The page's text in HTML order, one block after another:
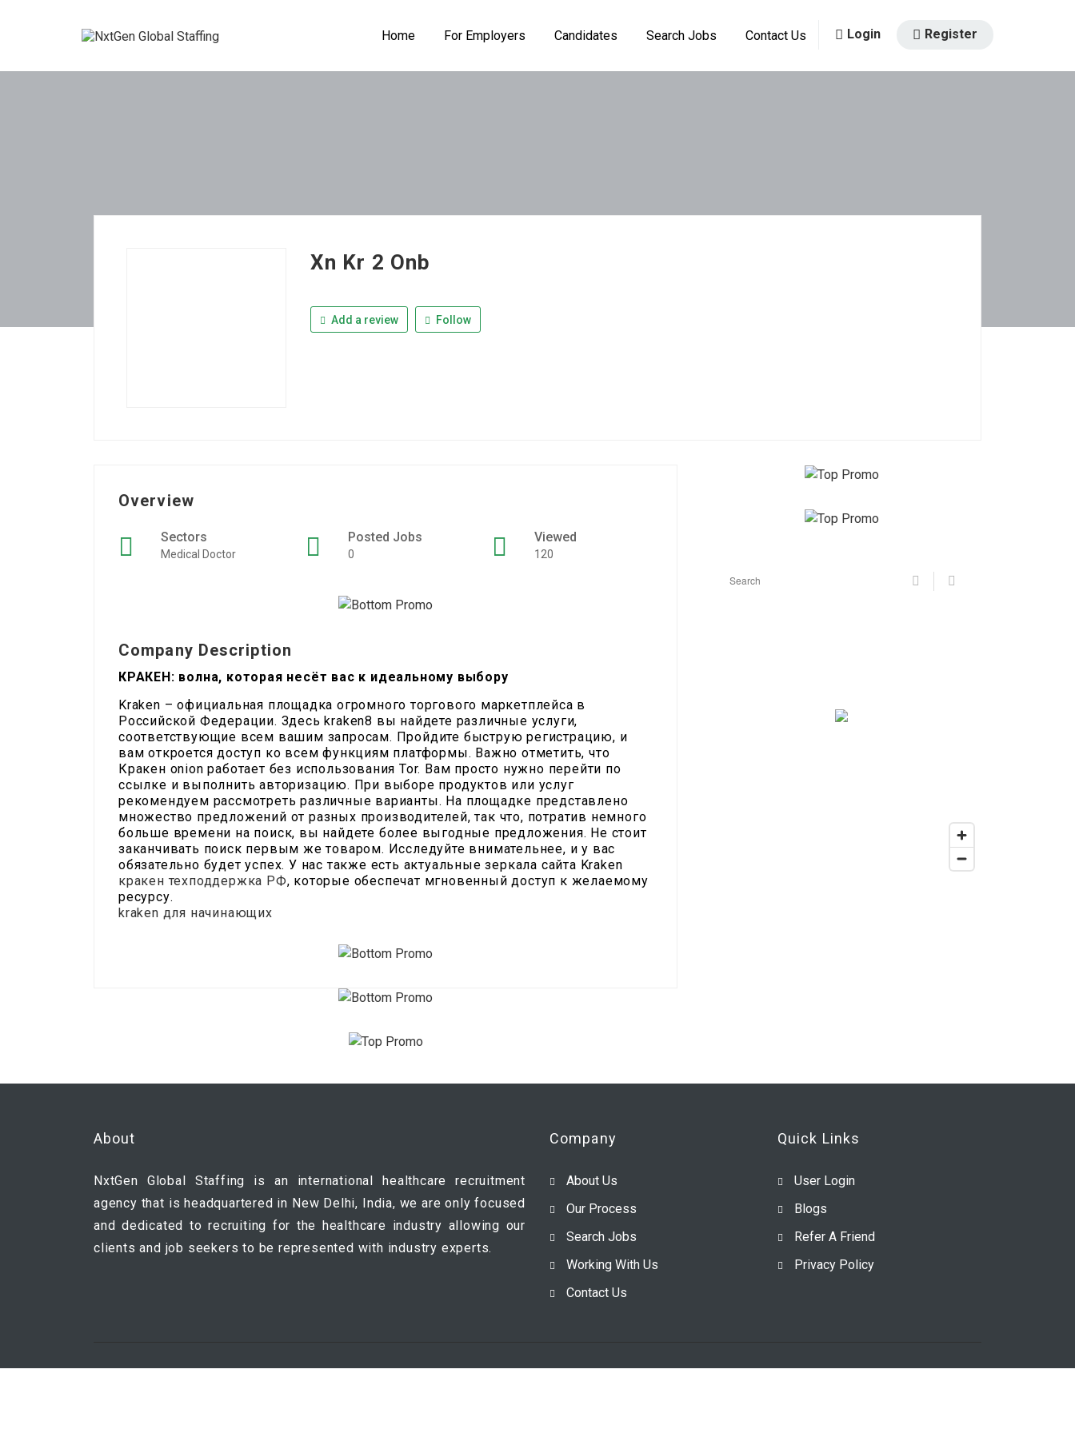
Home For Employers Candidates Search Jobs Contact Us Login Register
Xn Kr 2 Onb
Add a review Follow
Overview
Sectors
Medical Doctor
Posted Jobs
0
Viewed
120
Company Description
КРАКЕН: волна, которая несёт вас к идеальному выбору
Kraken – официальная площадка огромного торгового маркетплейса в
Российской Федерации. Здесь kraken8 вы найдете различные услуги,
соответствующие всем вашим запросам. Пройдите быструю регистрацию, и
вам откроется доступ ко всем функциям платформы. Важно отметить, что
Кракен onion работает без использования Tor. Вам просто нужно перейти по
ссылке и выполнить авторизацию. При выборе продуктов или услуг
рекомендуем рассмотреть различные варианты. На площадке представлено
множество предложений от разных производителей, так что, потратив немного
больше времени на поиск, вы найдете более выгодные предложения. Не стоит
заканчивать поиск первым же товаром. Исследуйте внимательнее, и у вас
обязательно будет успех. У нас также есть актуальные зеркала сайта Kraken
кракен техподдержка РФ, которые обеспечат мгновенный доступ к желаемому
ресурсу.
kraken для начинающих
About
NxtGen Global Staffing is an international healthcare recruitment
agency that is headquartered in New Delhi, India, we are only focused
and dedicated to recruiting for the healthcare industry allowing our
clients and job seekers to be represented with industry experts.
Company
About Us
Our Process
Search Jobs
Working With Us
Contact Us
Quick Links
User Login
Blogs
Refer A Friend
Privacy Policy